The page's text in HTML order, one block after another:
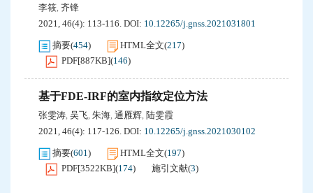
李筱, 齐锋
2021, 46(4): 113-116. DOI: 10.12265/j.gnss.2021031801
摘要(454) HTML全文(217)
PDF[887KB](146)
基于FDE-IRF的室内指纹定位方法
张雯涛, 吴飞, 朱海, 通雁辉, 陆雯霞
2021, 46(4): 117-126. DOI: 10.12265/j.gnss.2021030102
摘要(601) HTML全文(197)
PDF[3522KB](174) 施引文献(3)